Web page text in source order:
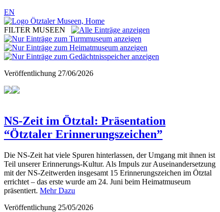
EN
FILTER MUSEEN
Veröffentlichung 27/06/2026
NS-Zeit im Ötztal: Präsentation
“Ötztaler Erinnerungszeichen”
Die NS-Zeit hat viele Spuren hinterlassen, der Umgang mit ihnen ist
Teil unserer Erinnerungs-Kultur. Als Impuls zur Auseinandersetzung
mit der NS-Zeitwerden insgesamt 15 Erinnerungszeichen im Ötztal
errichtet – das erste wurde am 24. Juni beim Heimatmuseum
präsentiert. Mehr Dazu
Veröffentlichung 25/05/2026